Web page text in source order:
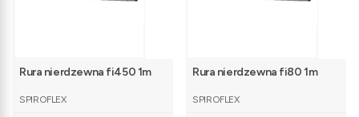
Rura nierdzewna fi450 1m
PRODUCENT
SPIROFLEX
Rura nierdzewna fi80 1m
PRODUCENT
SPIROFLEX